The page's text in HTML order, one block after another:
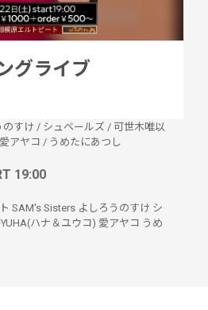
グライブ
のすけ / シュベールズ / 可世木唯以
愛アヤコ / うめたにあつし
19:00
SAM's Sisters よしろうのすけ シ
ハナ＆ユウコ) 愛アヤコ うめ